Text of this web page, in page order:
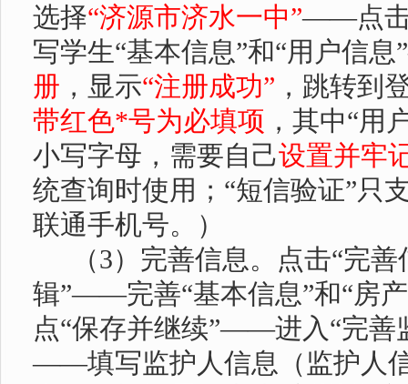
选择“济源市济水一中”——点
写学生“基本信息”和“用户信
册 ，显示“注册成功” ，跳转到
带红色*号为必填项 ，其中“用
小写字母，需要自己设置并牢
统查询时使用； “短信验证”只
联通手机号。）
（3）完善信息。点击“完
辑”——完善“基本信息”和“房
点“保存并继续”——进入“完善
——填写监护人信息（监护人